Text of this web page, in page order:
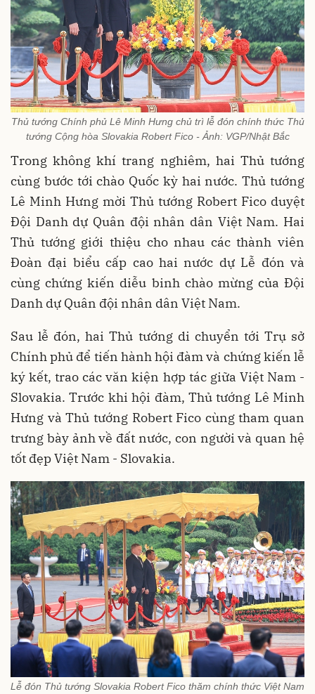
Thủ tướng Chính phủ Lê Minh Hưng chủ trì lễ đón chính thức Thủ
tướng Cộng hòa Slovakia Robert Fico - Ảnh: VGP/Nhật Bắc
Trong không khí trang nghiêm, hai Thủ tướng
cùng bước tới chào Quốc kỳ hai nước. Thủ tướng
Lê Minh Hưng mời Thủ tướng Robert Fico duyệt
Đội Danh dự Quân đội nhân dân Việt Nam. Hai
Thủ tướng giới thiệu cho nhau các thành viên
Đoàn đại biểu cấp cao hai nước dự Lễ đón và
cùng chứng kiến diễu binh chào mừng của Đội
Danh dự Quân đội nhân dân Việt Nam.
Sau lễ đón, hai Thủ tướng di chuyển tới Trụ sở
Chính phủ để tiến hành hội đàm và chứng kiến lễ
ký kết, trao các văn kiện hợp tác giữa Việt Nam -
Slovakia. Trước khi hội đàm, Thủ tướng Lê Minh
Hưng và Thủ tướng Robert Fico cùng tham quan
trưng bày ảnh về đất nước, con người và quan hệ
tốt đẹp Việt Nam - Slovakia.
Lễ đón Thủ tướng Slovakia Robert Fico thăm chính thức Việt Nam